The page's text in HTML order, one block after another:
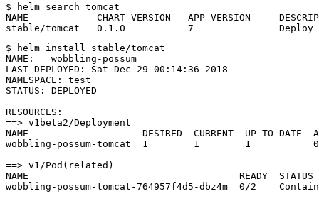
$ helm search tomcat
NAME            CHART VERSION   APP VERSION
stable/tomcat   0.1.0           7               Deploy a
$ helm install stable/tomcat
NAME:   wobbling-possum
LAST DEPLOYED: Sat Dec 29 00:14:36 2018
NAMESPACE: test
STATUS: DEPLOYED
RESOURCES:
==> v1beta2/Deployment
NAME                    DESIRED  CURRENT  UP-TO-DATE
wobbling-possum-tomcat  1        1        1
==> v1/Pod(related)
NAME                                     READY  STATUS
wobbling-possum-tomcat-764957f4d5-dbz4m  0/2